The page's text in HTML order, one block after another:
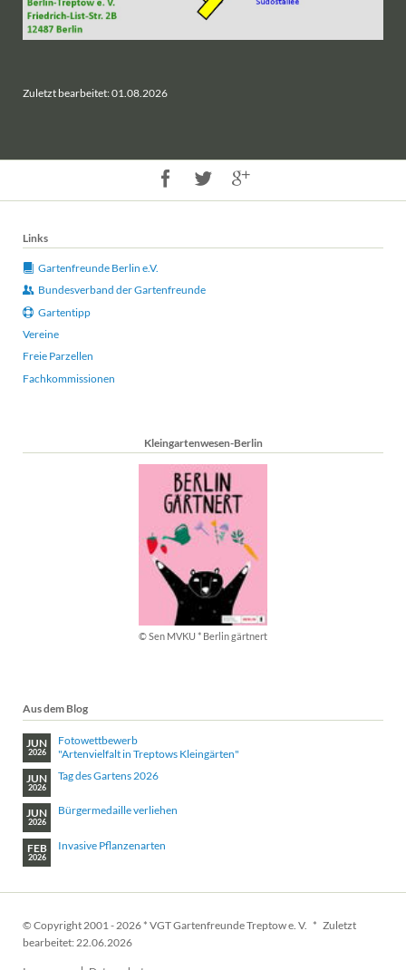
Zuletzt bearbeitet: 01.08.2026
Links
Gartenfreunde Berlin e.V.
Bundesverband der Gartenfreunde
Gartentipp
Vereine
Freie Parzellen
Fachkommissionen
Kleingartenwesen-Berlin
© Sen MVKU * Berlin gärtnert
Aus dem Blog
JUN
2026
Fotowettbewerb
"Artenvielfalt in Treptows Kleingärten"
JUN
2026
Tag des Gartens 2026
JUN
2026
Bürgermedaille verliehen
FEB
2026
Invasive Pflanzenarten
© Copyright 2001 - 2026 * VGT Gartenfreunde Treptow e. V. * Zuletzt
bearbeitet: 22.06.2026